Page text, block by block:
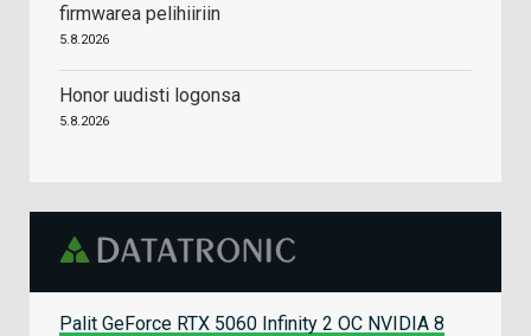
firmwarea pelihiiriin
5.8.2026
Honor uudisti logonsa
5.8.2026
Palit GeForce RTX 5060 Infinity 2 OC NVIDIA 8